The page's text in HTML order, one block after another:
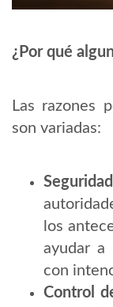
¿Por qué
Las razones
son variadas:
los
ayudar a
con
Control